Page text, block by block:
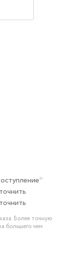
Более точную
большего чем